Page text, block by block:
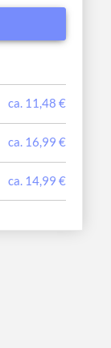
ca. 11,48 €
ca. 16,99 €
ca. 14,99 €